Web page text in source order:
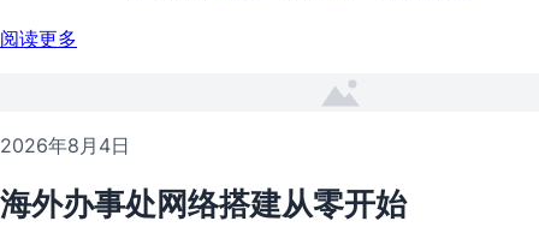
阅读更多
2026年8月4日
海外办事处网络搭建从零开始